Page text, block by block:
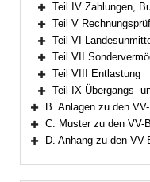
Bereich erweitern
Teil IV Zahlungen,
Bereich erweitern
Teil V
Bereich erweitern
Teil VI
Bereich erweitern
Teil VII
Bereich erweitern
Teil VIII Entlastung
Bereich erweitern
Teil IX Übergangs-
Bereich erweitern
B. Anlagen zu den
Bereich erweitern
C. Muster zu den VV-
D. Anhang zu den VV-